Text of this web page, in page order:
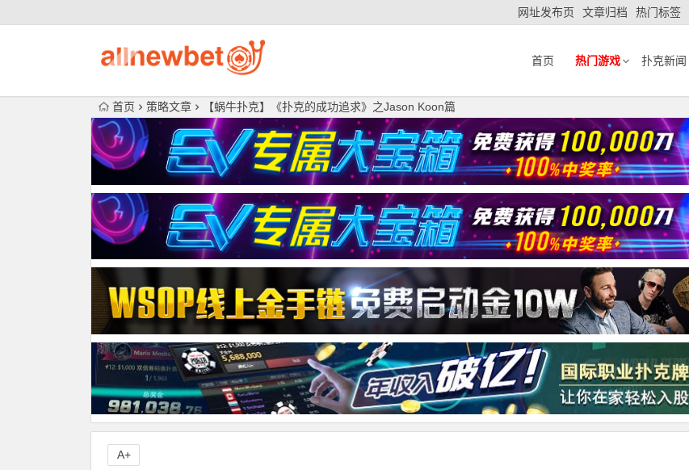
网址发布页 文章归档 热门标签
首页 热门游戏 扑克新闻
首页 策略文章 【蜗牛扑克】《扑克的成功追求》之Jason Koon篇
A+